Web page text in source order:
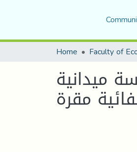
Home
ميدانية
مقرة